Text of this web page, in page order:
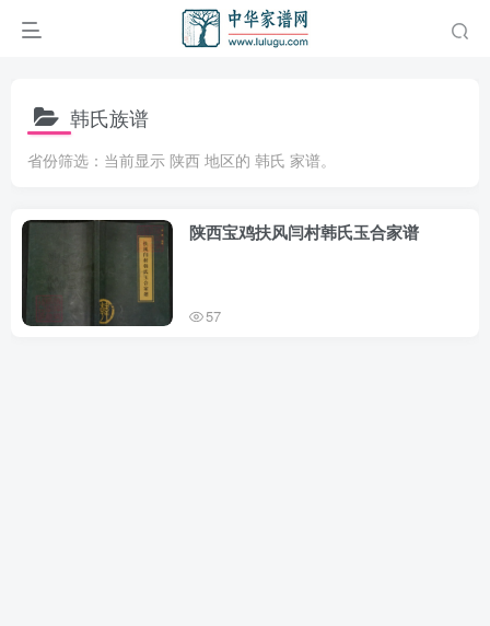
韩氏族谱
省份筛选：当前显示 陕西 地区的 韩氏 家谱。
陕西宝鸡扶风闫村韩氏玉合家谱
57